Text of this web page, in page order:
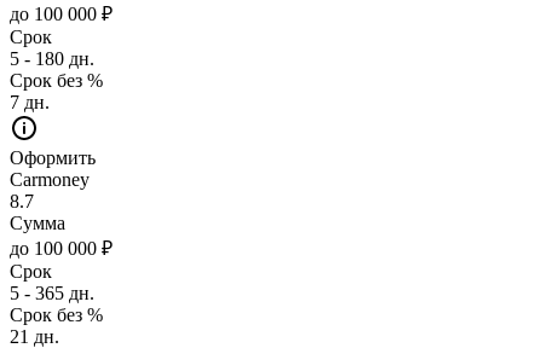
до 100 000 ₽
Срок
5 - 180 дн.
Срок без %
7 дн.
Оформить
Carmoney
8.7
Сумма
до 100 000 ₽
Срок
5 - 365 дн.
Срок без %
21 дн.